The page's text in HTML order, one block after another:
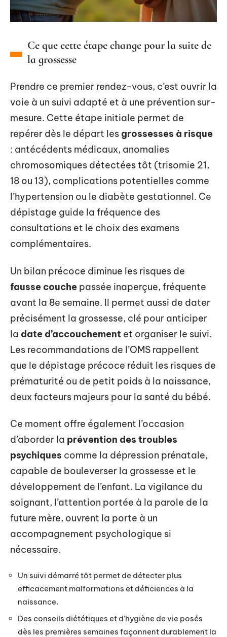
Ce que cette étape change pour la suite de
la grossesse
Prendre ce premier rendez-vous, c’est ouvrir la
voie à un suivi adapté et à une prévention sur-
mesure. Cette étape initiale permet de
repérer dès le départ les grossesses à risque
: antécédents médicaux, anomalies
chromosomiques détectées tôt (trisomie 21,
18 ou 13), complications potentielles comme
l’hypertension ou le diabète gestationnel. Ce
dépistage guide la fréquence des
consultations et le choix des examens
complémentaires.
Un bilan précoce diminue les risques de
fausse couche passée inaperçue, fréquente
avant la 8e semaine. Il permet aussi de dater
précisément la grossesse, clé pour anticiper
la date d’accouchement et organiser le suivi.
Les recommandations de l’OMS rappellent
que le dépistage précoce réduit les risques de
prématurité ou de petit poids à la naissance,
deux facteurs majeurs pour la santé du bébé.
Ce moment offre également l’occasion
d’aborder la prévention des troubles
psychiques comme la dépression prénatale,
capable de bouleverser la grossesse et le
développement de l’enfant. La vigilance du
soignant, l’attention portée à la parole de la
future mère, ouvrent la porte à un
accompagnement psychologique si
nécessaire.
Un suivi démarré tôt permet de détecter plus
efficacement malformations et déficiences à la
naissance.
Des conseils diététiques et d’hygiène de vie posés
dès les premières semaines façonnent durablement la